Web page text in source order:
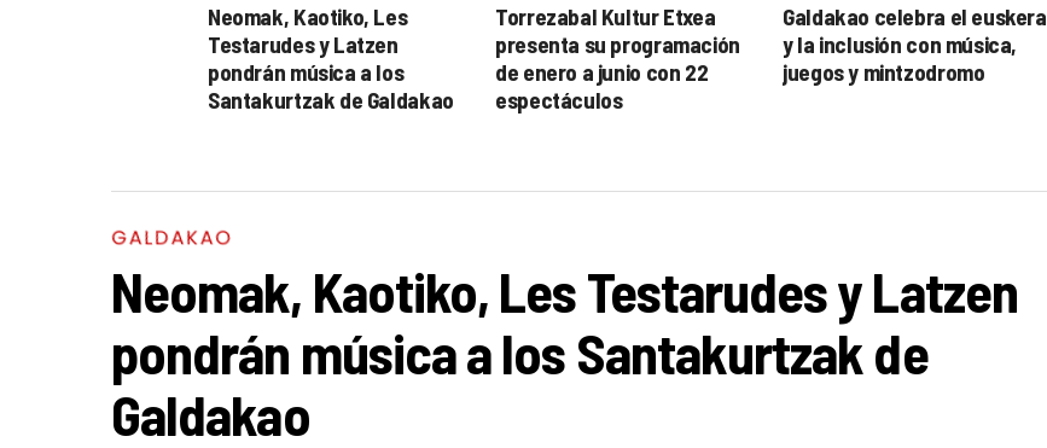
Neomak, Kaotiko, Les
Testarudes y Latzen
pondrán música a los
Santakurtzak de Galdakao
Torrezabal Kultur Etxea
presenta su programación
de enero a junio con 22
espectáculos
Galdakao celebra el euskera
y la inclusión con música,
juegos y mintzodromo
GALDAKAO
Neomak, Kaotiko, Les Testarudes y Latzen
pondrán música a los Santakurtzak de
Galdakao